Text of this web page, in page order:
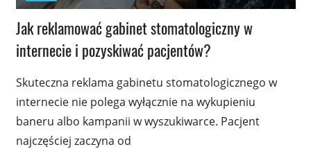
Jak reklamować gabinet stomatologiczny w
internecie i pozyskiwać pacjentów?
Skuteczna reklama gabinetu stomatologicznego w
internecie nie polega wyłącznie na wykupieniu
baneru albo kampanii w wyszukiwarce. Pacjent
najczęściej zaczyna od